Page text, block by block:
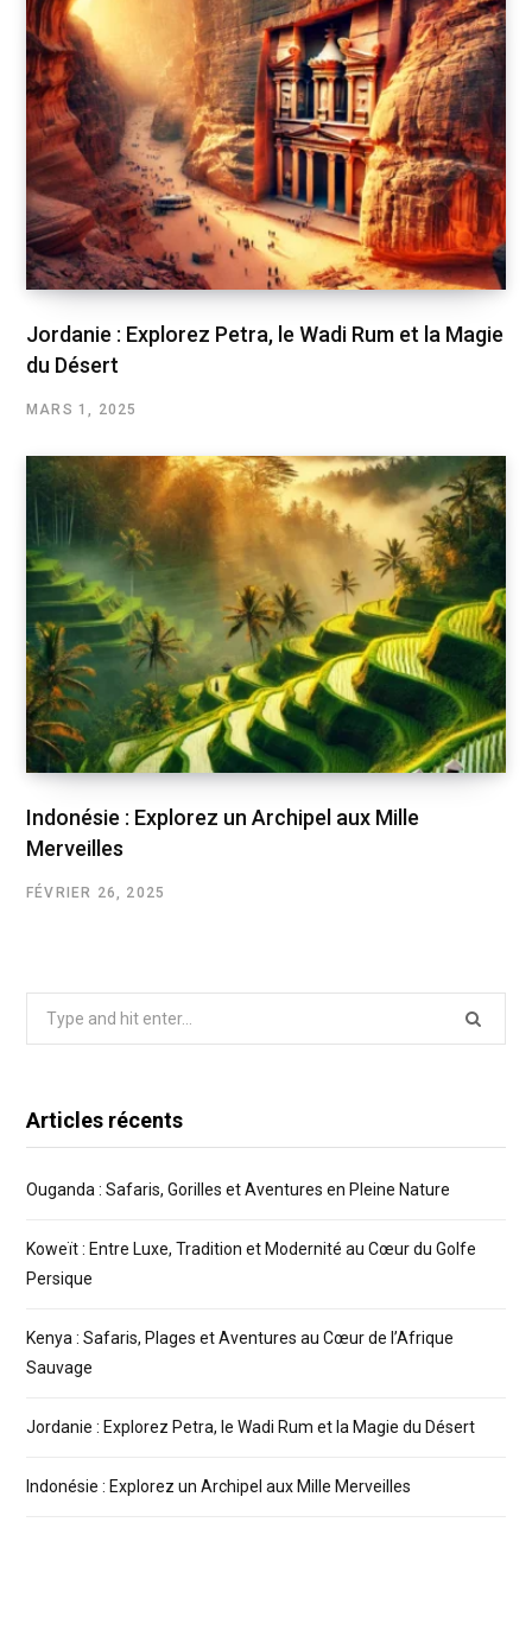
Jordanie : Explorez Petra, le Wadi Rum et la Magie
du Désert
MARS 1, 2025
Indonésie : Explorez un Archipel aux Mille
Merveilles
FÉVRIER 26, 2025
Articles récents
Ouganda : Safaris, Gorilles et Aventures en Pleine Nature
Koweït : Entre Luxe, Tradition et Modernité au Cœur du Golfe
Persique
Kenya : Safaris, Plages et Aventures au Cœur de l’Afrique
Sauvage
Jordanie : Explorez Petra, le Wadi Rum et la Magie du Désert
Indonésie : Explorez un Archipel aux Mille Merveilles